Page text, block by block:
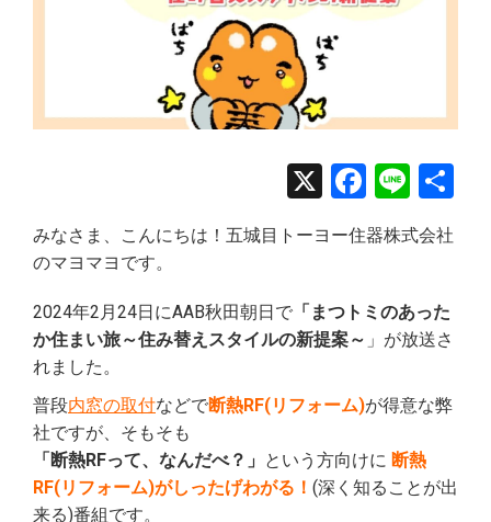
X Line
みなさま、こんにちは！五城目トーヨー住器株式会社
のマヨマヨです。
2024年2月24日にAAB秋田朝日で 「まつトミのあった
か住まい旅～住み替えスタイルの新提案～ 」が放送さ
れました。
普段内窓の取付などで断熱RF(リフォーム)が得意な弊
社ですが、そもそも
「断熱RFって、なんだべ？」 という方向けに 断熱
RF(リフォーム)がしったげわがる！ (深く知ることが出
来る)番組です。